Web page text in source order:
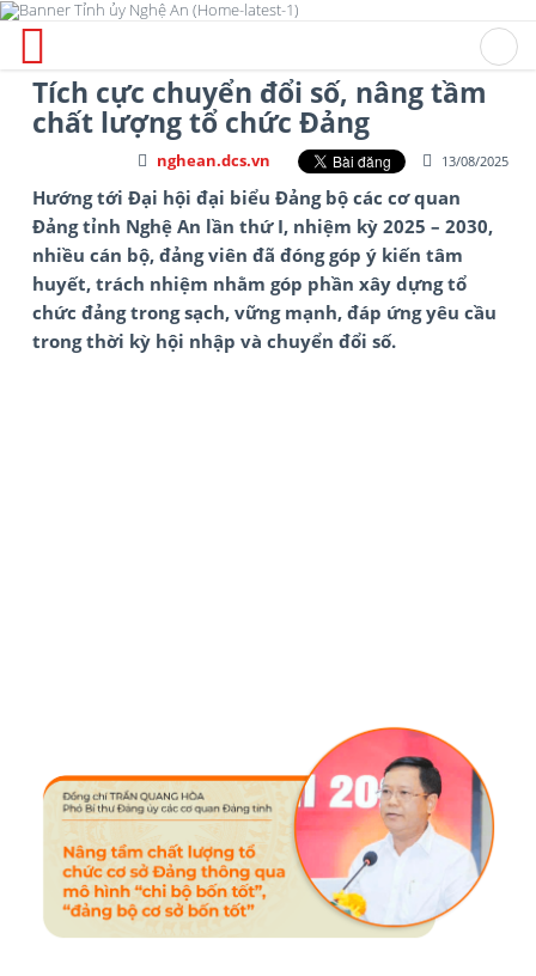
Tích cực chuyển đổi số, nâng tầm
chất lượng tổ chức Đảng
13/08/2025
nghean.dcs.vn
Hướng tới Đại hội đại biểu Đảng bộ các cơ quan
Đảng tỉnh Nghệ An lần thứ I, nhiệm kỳ 2025 – 2030,
nhiều cán bộ, đảng viên đã đóng góp ý kiến tâm
huyết, trách nhiệm nhằm góp phần xây dựng tổ
chức đảng trong sạch, vững mạnh, đáp ứng yêu cầu
trong thời kỳ hội nhập và chuyển đổi số.